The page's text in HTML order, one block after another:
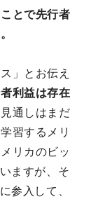
とで先行者
」とお伝え
利益は存在
通しはまだ
習するメリ
リカのビッ
ますが、そ
参入して、